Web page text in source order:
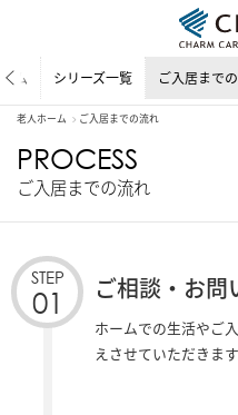
ム シリーズ一覧 ご入居まで
老人ホーム ご入居までの流れ
PROCESS
ご入居までの流れ
STEP
01 ご相談・お問
ホームでの生活やご
えさせていただきます